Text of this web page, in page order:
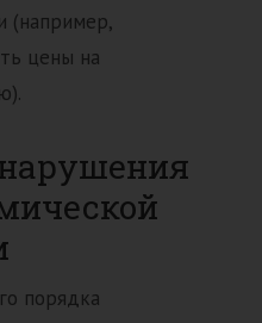
(например,
цены на
порядка